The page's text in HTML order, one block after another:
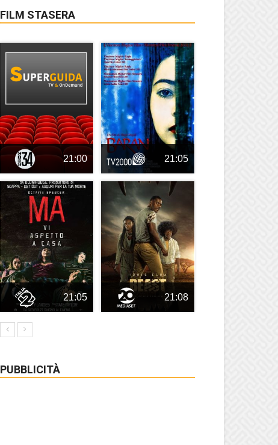
FILM STASERA
21:00 21:05
21:05 21:08
PUBBLICITÀ